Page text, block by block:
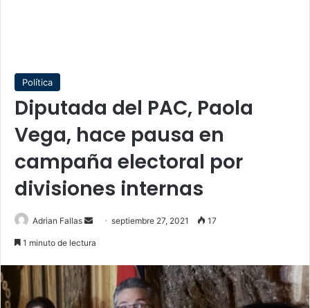
Política
Diputada del PAC, Paola
Vega, hace pausa en
campaña electoral por
divisiones internas
Adrian Fallas
Sendseptiembre 27, 2021 17
1 minuto de lectura